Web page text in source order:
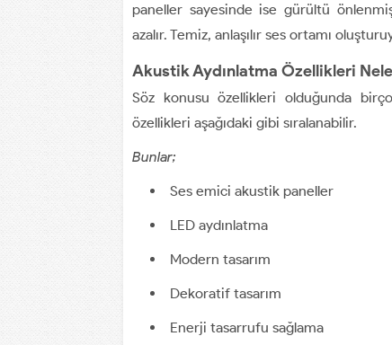
paneller sayesinde ise gürültü
azalır. Temiz, anlaşılır ses ortamı
Akustik Aydınlatma Özellikleri
Söz konusu özellikleri olduğunda
özellikleri aşağıdaki gibi sıralanabilir.
Bunlar;
Ses emici akustik paneller
LED aydınlatma
Modern tasarım
Dekoratif tasarım
Enerji tasarrufu sağlama